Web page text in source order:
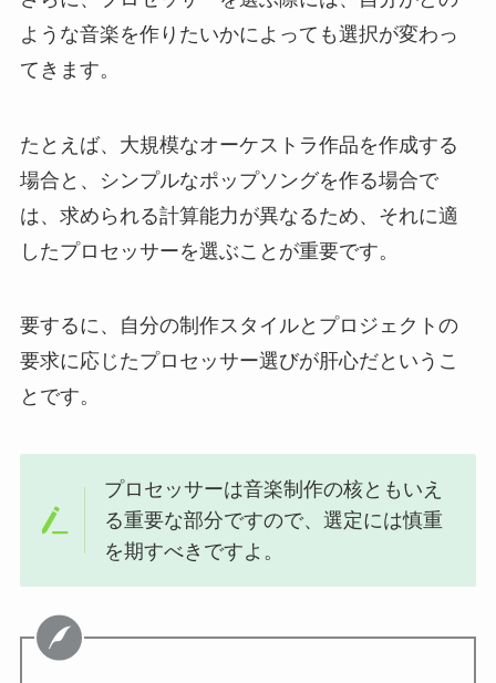
ような音楽を作りたいかによっても選択が変わっ
てきます。
たとえば、大規模なオーケストラ作品を作成する
場合と、シンプルなポップソングを作る場合で
は、求められる計算能力が異なるため、それに適
したプロセッサーを選ぶことが重要です。
要するに、自分の制作スタイルとプロジェクトの
要求に応じたプロセッサー選びが肝心だというこ
とです。
プロセッサーは音楽制作の核ともいえ
る重要な部分ですので、選定には慎重
を期すべきですよ。